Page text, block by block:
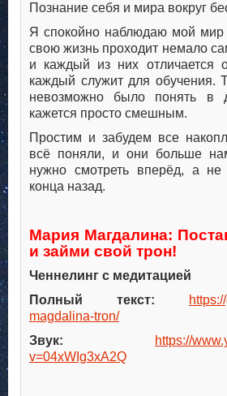
Познание себя и мира вокруг
Я спокойно наблюдаю мой мир
свою жизнь проходит немало
и каждый из них отличается
каждый служит для обучения.
невозможно было понять в
кажется просто смешным.
Простим и забудем все
всё поняли, и они больше
нужно смотреть вперёд, а не
конца назад.
Мария Магдалина:
и займи свой трон!
Ченнелинг с медитацией
Полный текст:
magdalina-tron/
Звук:
https://
v=04xWIg3xA2Q